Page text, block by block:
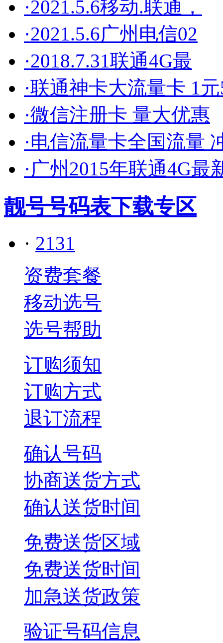
·2021.5.6移动.联通，
·2021.5.6广州电信02
·2018.7.31联通4G最
·联通神卡大流量卡 1
·微信注册卡 量大优惠
·电信流量卡全国流量
·广州2015年联通4G最
靓号号码表下载专区
· 2131
资费套餐
移动选号
选号帮助
订购须知
订购方式
退订流程
确认号码
协商送货方式
确认送货时间
免费送货区域
免费送货时间
加急送货政策
验证号码信息